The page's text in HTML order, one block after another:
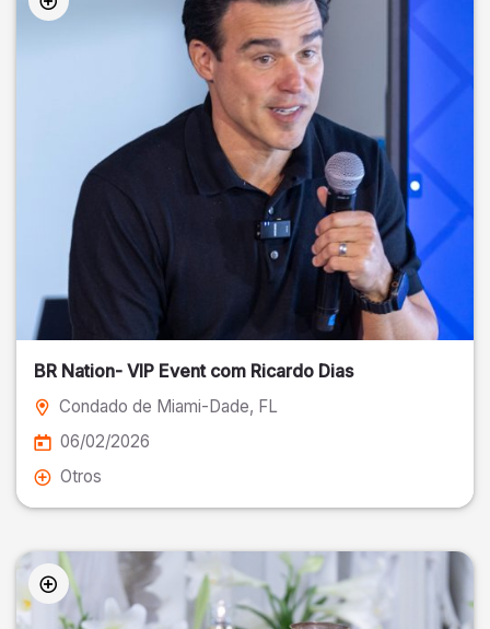
BR Nation- VIP Event com Ricardo Dias
Condado de Miami-Dade, FL
06/02/2026
Otros